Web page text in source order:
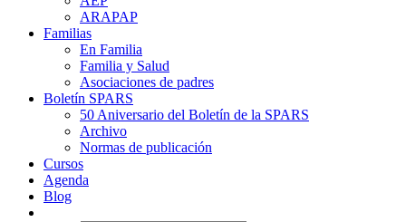
ARAPAP
Familias
En Familia
Familia y Salud
Asociaciones de padres
Boletín SPARS
50 Aniversario del Boletín de la SPARS
Archivo
Normas de publicación
Cursos
Agenda
Blog